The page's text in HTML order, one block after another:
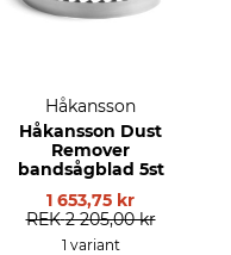
Håkansson
Håkansson Dust
Remover
bandsågblad 5st
1 653,75 kr
REK 2 205,00 kr
1 variant